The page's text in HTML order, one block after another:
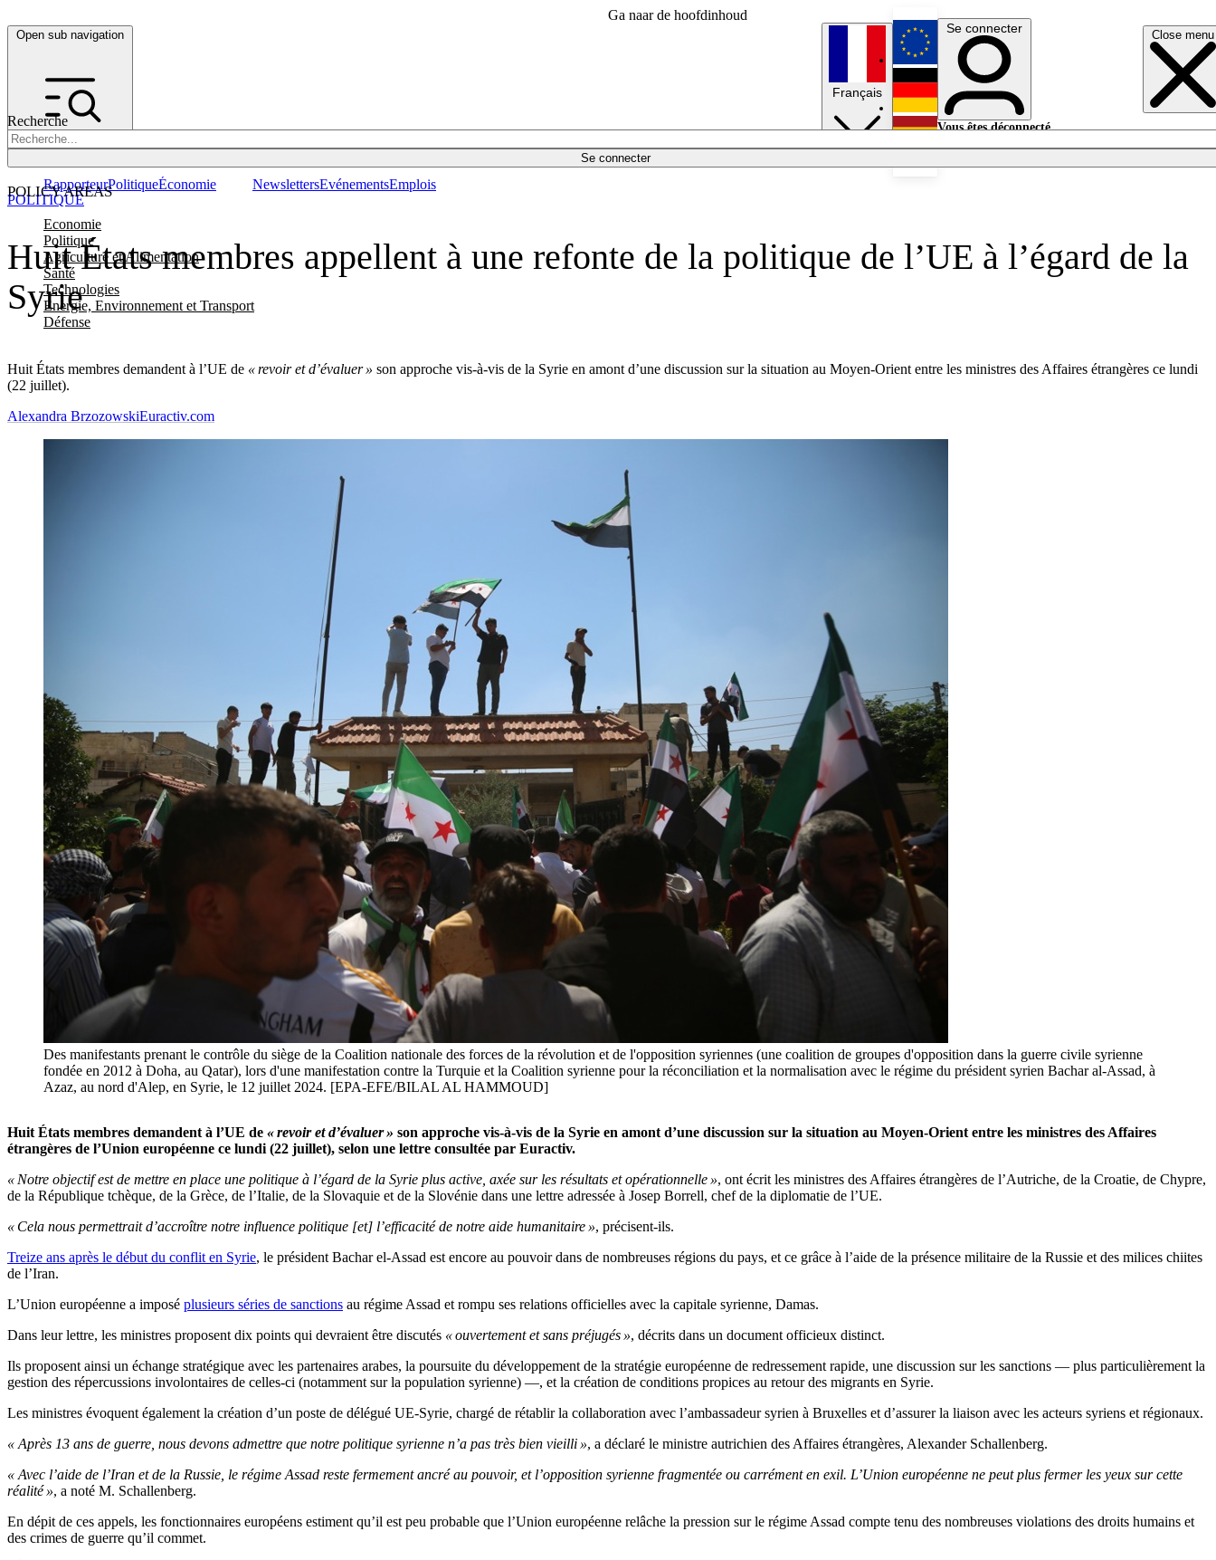
Ga naar de hoofdinhoud
Open sub navigation Close menu
Recherche
Se connecter
POLICY AREAS
Economie
Politique
Agriculture et Alimentation
Santé
Technologies
Energie, Environnement et Transport
Défense
RapporteurPolitiqueÉconomie NewslettersEvénementsEmplois
Français
English
Deutsch
Se connecter
Vous êtes déconnecté.
Huit États membres appellent à une refonte de la politique de l’UE à l’égard de la
Syrie
Huit États membres demandent à l’UE de « revoir et d’évaluer » son approche vis-à-vis de la Syrie en amont d’une discussion sur la situation au Moyen-Orient entre les ministres des Affaires étrangères ce lundi
(22 juillet).
POLITIQUE
Alexandra BrzozowskiEuractiv.com
Des manifestants prenant le contrôle du siège de la Coalition nationale des forces de la révolution et de l'opposition syriennes (une coalition de groupes d'opposition dans la guerre civile syrienne
fondée en 2012 à Doha, au Qatar), lors d'une manifestation contre la Turquie et la Coalition syrienne pour la réconciliation et la normalisation avec le régime du président syrien Bachar al-Assad, à
Azaz, au nord d'Alep, en Syrie, le 12 juillet 2024. [EPA-EFE/BILAL AL HAMMOUD]
Huit États membres demandent à l’UE de « revoir et d’évaluer » son approche vis-à-vis de la Syrie en amont d’une discussion sur la situation au Moyen-Orient entre les ministres des Affaires
étrangères de l’Union européenne ce lundi (22 juillet), selon une lettre consultée par Euractiv.
« Notre objectif est de mettre en place une politique à l’égard de la Syrie plus active, axée sur les résultats et opérationnelle », ont écrit les ministres des Affaires étrangères de l’Autriche, de la Croatie, de Chypre,
de la République tchèque, de la Grèce, de l’Italie, de la Slovaquie et de la Slovénie dans une lettre adressée à Josep Borrell, chef de la diplomatie de l’UE.
« Cela nous permettrait d’accroître notre influence politique [et] l’efficacité de notre aide humanitaire », précisent-ils.
Treize ans après le début du conflit en Syrie, le président Bachar el-Assad est encore au pouvoir dans de nombreuses régions du pays, et ce grâce à l’aide de la présence militaire de la Russie et des milices chiites
de l’Iran.
L’Union européenne a imposé plusieurs séries de sanctions au régime Assad et rompu ses relations officielles avec la capitale syrienne, Damas.
Dans leur lettre, les ministres proposent dix points qui devraient être discutés « ouvertement et sans préjugés », décrits dans un document officieux distinct.
Ils proposent ainsi un échange stratégique avec les partenaires arabes, la poursuite du développement de la stratégie européenne de redressement rapide, une discussion sur les sanctions — plus particulièrement la
gestion des répercussions involontaires de celles-ci (notamment sur la population syrienne) —, et la création de conditions propices au retour des migrants en Syrie.
Les ministres évoquent également la création d’un poste de délégué UE-Syrie, chargé de rétablir la collaboration avec l’ambassadeur syrien à Bruxelles et d’assurer la liaison avec les acteurs syriens et régionaux.
« Après 13 ans de guerre, nous devons admettre que notre politique syrienne n’a pas très bien vieilli », a déclaré le ministre autrichien des Affaires étrangères, Alexander Schallenberg.
« Avec l’aide de l’Iran et de la Russie, le régime Assad reste fermement ancré au pouvoir, et l’opposition syrienne fragmentée ou carrément en exil. L’Union européenne ne peut plus fermer les yeux sur cette
réalité », a noté M. Schallenberg.
En dépit de ces appels, les fonctionnaires européens estiment qu’il est peu probable que l’Union européenne relâche la pression sur le régime Assad compte tenu des nombreuses violations des droits humains et
des crimes de guerre qu’il commet.